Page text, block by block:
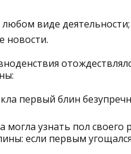
виде деятельности;
новости.
первый блин
узнать пол своего
если первым